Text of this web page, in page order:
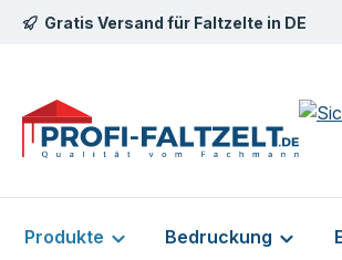
Hauptinhalt springen
Zur Suche springen
Zur Hauptnavigation springen
Gratis Versand für Faltzelte in DE
Produkte Bedruckung